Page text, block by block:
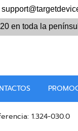
en toda la
1.324-030.0